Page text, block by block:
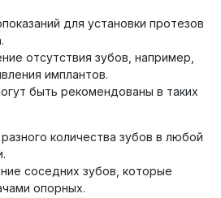
для установки протезов
отсутствия зубов, например,
имплантов.
быть рекомендованы в таких
количества зубов в любой
соседних зубов, которые
опорных.